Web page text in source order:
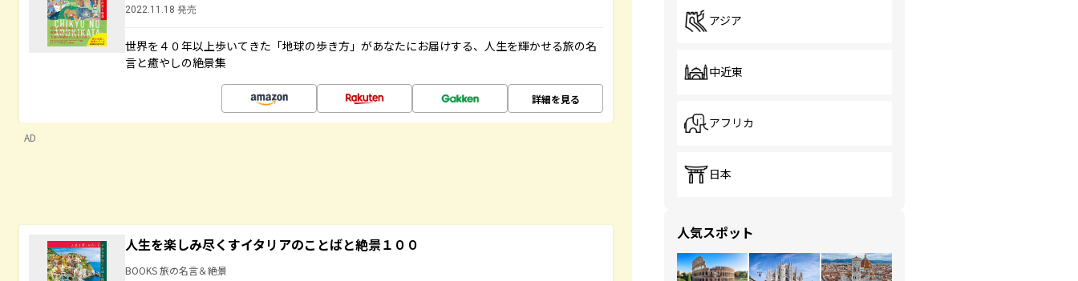
2022.11.18 発売
世界を４０年以上歩いてきた「地球の歩き方」があなたにお届けする、人生を輝かせる旅の名
言と癒やしの絶景集
詳細を見る
AD
人生を楽しみ尽くすイタリアのことばと絶景１００
BOOKS 旅の名言＆絶景
アジア
中近東
アフリカ
日本
人気スポット